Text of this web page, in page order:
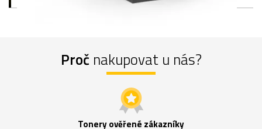
Proč nakupovat u nás?
Tonery ověřené zákazníky